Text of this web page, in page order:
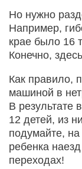
Но нужно
Например,
крае было 16
Конечно,
Как правило,
машиной в
В результате
12 детей, из
подумайте, на
ребенка
переходах!